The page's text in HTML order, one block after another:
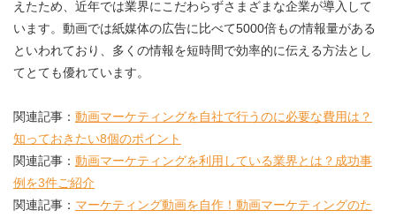
えたため、近年では業界にこだわらずさまざまな企業が導入して
います。動画では紙媒体の広告に比べて5000倍もの情報量がある
といわれており、多くの情報を短時間で効率的に伝える方法とし
てとても優れています。
関連記事： 動画マーケティングを自社で行うのに必要な費用は？
知っておきたい8個のポイント
関連記事： 動画マーケティングを利用している業界とは？成功事
例を3件ご紹介
関連記事： マーケティング動画を自作！動画マーケティングのた